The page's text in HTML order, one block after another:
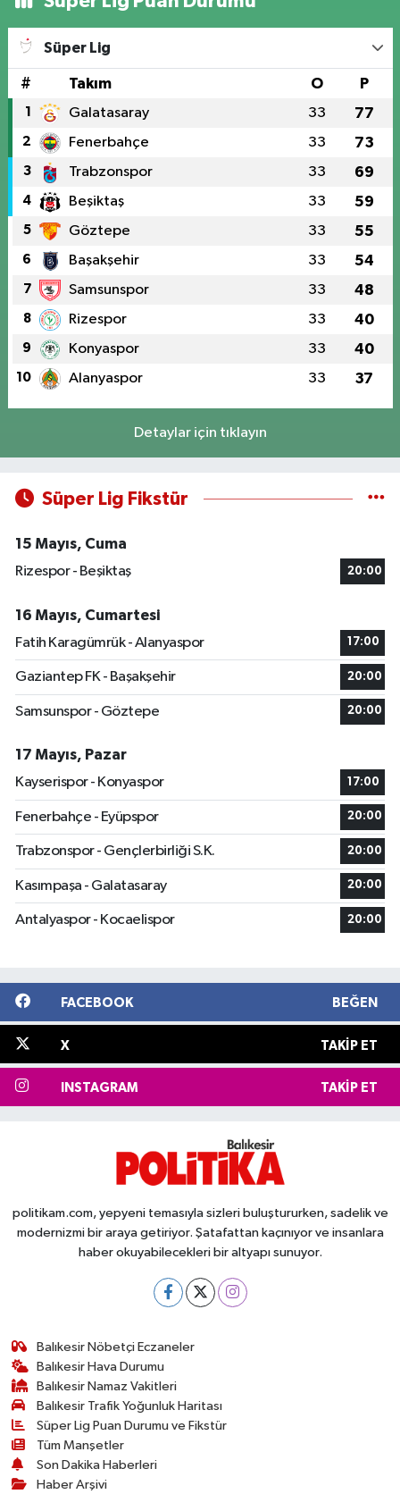
Süper Lig
# Takım O P
1 Galatasaray 33 77
2 Fenerbahçe 33 73
3 Trabzonspor 33 69
4 Beşiktaş 33 59
5 Göztepe 33 55
6 Başakşehir 33 54
7 Samsunspor 33 48
8 Rizespor 33 40
9 Konyaspor 33 40
10 Alanyaspor 33 37
Detaylar için tıklayın
Süper Lig Fikstür
15 Mayıs, Cuma
Rizespor - Beşiktaş
20:00
16 Mayıs, Cumartesi
Fatih Karagümrük - Alanyaspor
17:00
Gaziantep FK - Başakşehir 20:00
Samsunspor - Göztepe 20:00
17 Mayıs, Pazar
Kayserispor - Konyaspor
17:00
Fenerbahçe - Eyüpspor 20:00
Trabzonspor - Gençlerbirliği S.K. 20:00
Kasımpaşa - Galatasaray 20:00
Antalyaspor - Kocaelispor 20:00
FACEBOOK BEĞEN
X TAKIP ET
INSTAGRAM TAKIP ET
politikam.com, yepyeni temasıyla sizleri buluştururken, sadelik ve
modernizmi bir araya getiriyor. Şatafattan kaçınıyor ve insanlara
haber okuyabilecekleri bir altyapı sunuyor.
Balıkesir Nöbetçi Eczaneler
Balıkesir Hava Durumu
Balıkesir Namaz Vakitleri
Balıkesir Trafik Yoğunluk Haritası
Süper Lig Puan Durumu ve Fikstür
Tüm Manşetler
Son Dakika Haberleri
Haber Arşivi